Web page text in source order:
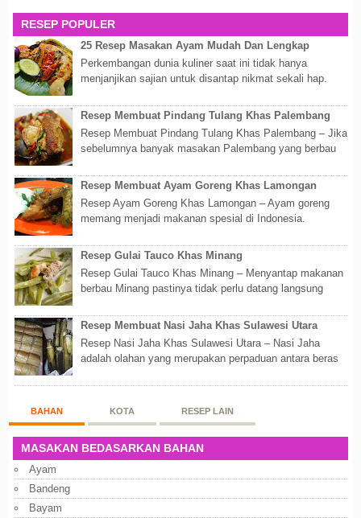
RESEP POPULER
25 Resep Masakan Ayam Mudah Dan Lengkap
Perkembangan dunia kuliner saat ini tidak hanya
menjanjikan sajian untuk disantap nikmat sekali hap.
Resep Membuat Pindang Tulang Khas Palembang
Resep Membuat Pindang Tulang Khas Palembang – Jika
sebelumnya banyak masakan Palembang yang berbau
Resep Membuat Ayam Goreng Khas Lamongan
Resep Ayam Goreng Khas Lamongan – Ayam goreng
memang menjadi makanan spesial di Indonesia.
Resep Gulai Tauco Khas Minang
Resep Gulai Tauco Khas Minang – Menyantap makanan
berbau Minang pastinya tidak perlu datang langsung
Resep Membuat Nasi Jaha Khas Sulawesi Utara
Resep Nasi Jaha Khas Sulawesi Utara – Nasi Jaha
adalah olahan yang merupakan perpaduan antara beras
BAHAN KOTA RESEP LAIN
MASAKAN BEDASARKAN BAHAN
Ayam
Bandeng
Bayam